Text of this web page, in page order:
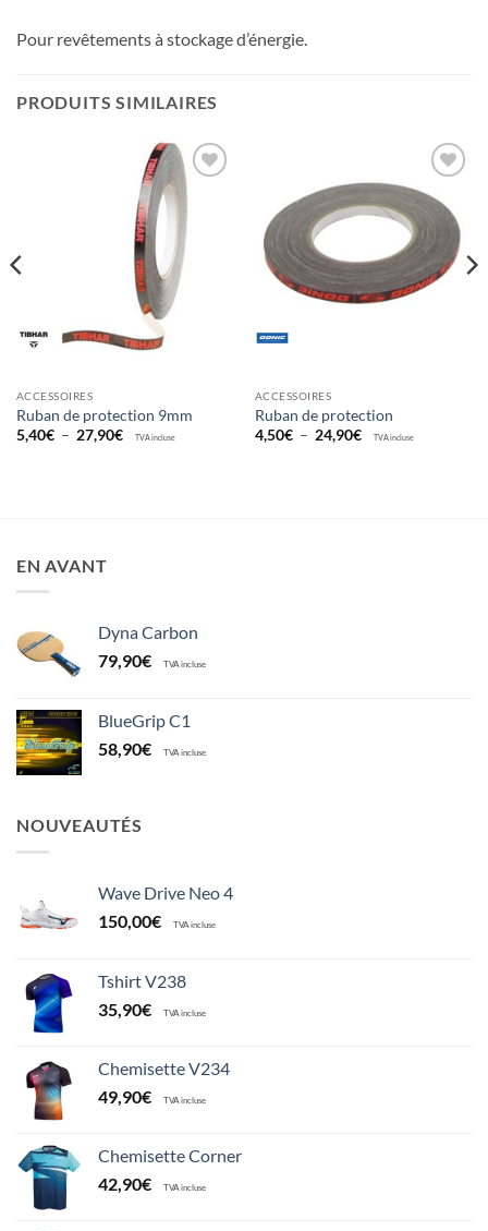
Pour revêtements à stockage d’énergie.
PRODUITS SIMILAIRES
ACCESSOIRES
Ruban de protection 9mm
5,40€ – 27,90€Plage
TVA incluse
Ajouter
aux
souhaits
ACCESSOIRES
Ruban de protection
4,50€ – 24,90€Plage
TVA incluse
EN AVANT
Dyna Carbon
79,90€ TVA incluse
BlueGrip C1
58,90€ TVA incluse
NOUVEAUTÉS
Wave Drive Neo 4
150,00€ TVA incluse
Tshirt V238
35,90€ TVA incluse
Chemisette V234
49,90€ TVA incluse
Chemisette Corner
42,90€ TVA incluse